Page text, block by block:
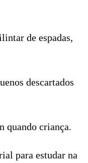
de espadas,
descartados
quando criança.
para estudar na